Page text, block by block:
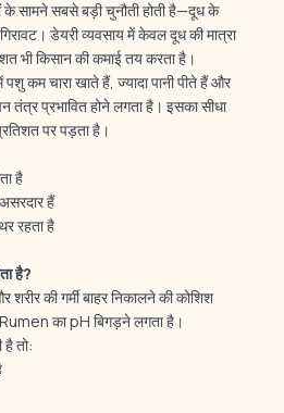
के सामने सबसे बड़ी चुनौती होती है—दूध के
डेयरी व्यवसाय में केवल दूध की मात्रा
भी किसान की कमाई तय करता है।
पशु कम चारा खाते हैं, ज्यादा पानी पीते हैं और
तंत्र प्रभावित होने लगता है। इसका सीधा
पर पड़ता है।
है
हैं
रहता है
है?
की गर्मी बाहर निकालने की कोशिश
का pH बिगड़ने लगता है।
तो: